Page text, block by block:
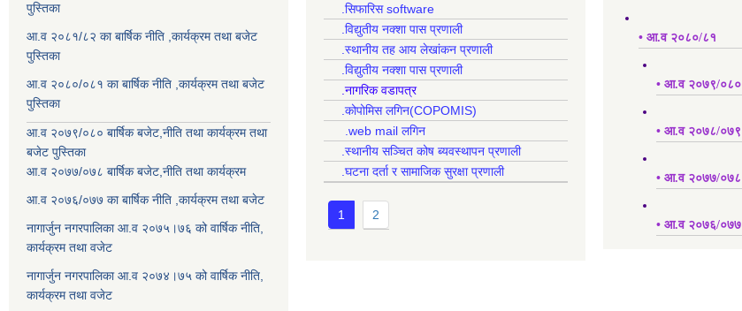
पुस्तिका
आ.व २०८१/८२ का बार्षिक नीति ,कार्यक्रम तथा बजेट
पुस्तिका
आ.व २०८०/०८१ का बार्षिक नीति ,कार्यक्रम तथा बजेट
पुस्तिका
आ.व २०७९/०८० बार्षिक बजेट,नीति तथा कार्यक्रम तथा
बजेट पुस्तिका
आ.व २०७७/०७८ बार्षिक बजेट,नीति तथा कार्यक्रम
आ.व २०७६/०७७ का बार्षिक नीति ,कार्यक्रम तथा बजेट
नागार्जुन नगरपालिका आ.व २०७५।७६ को वार्षिक नीति,
कार्यक्रम तथा वजेट
नागार्जुन नगरपालिका आ.व २०७४।७५ को वार्षिक नीति,
कार्यक्रम तथा वजेट
.सिफारिस software
.विद्युतीय नक्शा पास प्रणाली
.स्थानीय तह आय लेखांकन प्रणाली
.विद्युतीय नक्शा पास प्रणाली
.नागरिक वडापत्र
.कोपोमिस लगिन(COPOMIS)
.web mail लगिन
.स्थानीय सञ्चित कोष ब्यवस्थापन प्रणाली
.घटना दर्ता र सामाजिक सुरक्षा प्रणाली
1 2
• आ.व २०८०/८१
• आ.व २०७९/०८०
• आ.व २०७८/०७९
• आ.व २०७७/०७८
• आ.व २०७६/०७७